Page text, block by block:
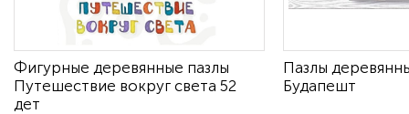
Фигурные деревянные пазлы
Путешествие вокруг света 52
дет
Пазлы
Будапешт